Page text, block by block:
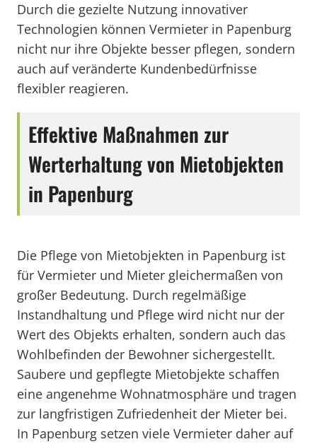
Durch die gezielte Nutzung innovativer
Technologien können Vermieter in Papenburg
nicht nur ihre Objekte besser pflegen, sondern
auch auf veränderte Kundenbedürfnisse
flexibler reagieren.
Effektive Maßnahmen zur
Werterhaltung von Mietobjekten
in Papenburg
Die Pflege von Mietobjekten in Papenburg ist
für Vermieter und Mieter gleichermaßen von
großer Bedeutung. Durch regelmäßige
Instandhaltung und Pflege wird nicht nur der
Wert des Objekts erhalten, sondern auch das
Wohlbefinden der Bewohner sichergestellt.
Saubere und gepflegte Mietobjekte schaffen
eine angenehme Wohnatmosphäre und tragen
zur langfristigen Zufriedenheit der Mieter bei.
In Papenburg setzen viele Vermieter daher auf